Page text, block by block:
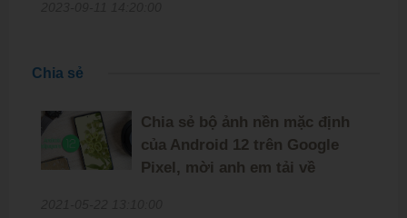
Chia sẻ
Chia sẻ bộ ảnh nền mặc định
của Android 12 trên Google
Pixel, mời anh em tải về